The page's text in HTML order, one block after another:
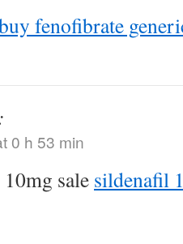
fenofibrate
0 h 53 min
sale sildenafil